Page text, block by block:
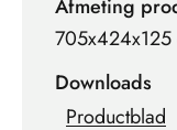
Afmeting
705x424x125
Downloads
Productblad